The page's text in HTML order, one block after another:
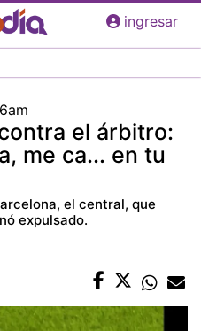
Pasar
al
principal
ingresar
el árbitro:
me ca... en tu
el central, que
expulsado.